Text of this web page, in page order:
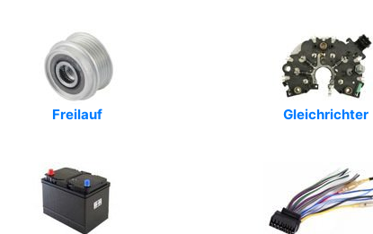
Art.-Nr.: 57354
Art.-Nr.: 930356
Art.-Nr.: 114756
Freilauf Gleichrichter